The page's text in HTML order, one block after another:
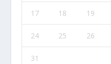
17 18 19
24 25 26
31